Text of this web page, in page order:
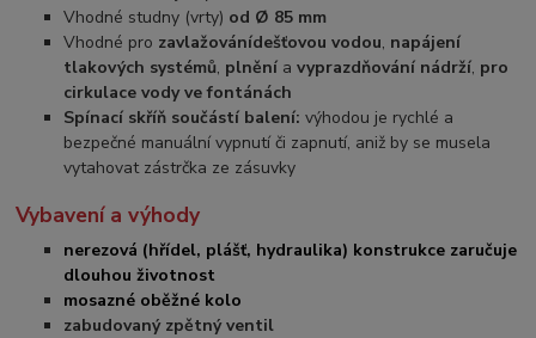
Vhodné studny (vrty) od Ø 85 mm
Vhodné pro zavlažovánídešťovou vodou, napájení
tlakových systémů, plnění avyprazdňování nádrží, pro
cirkulace vody ve fontánách
Spínací skříň součástí balení:výhodou je rychlé a
bezpečné manuální vypnutí či zapnutí, aniž by se musela
vytahovat zástrčka ze zásuvky
Vybavení a výhody
nerezová (hřídel, plášť, hydraulika) konstrukce zaručuje
dlouhou životnost
mosazné oběžné kolo
zabudovaný zpětný ventil